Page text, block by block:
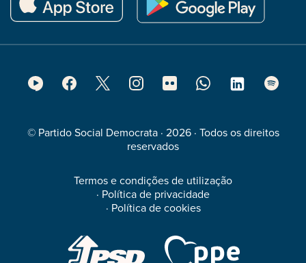
© Partido Social Democrata · 2026 · Todos os direitos
reservados
Termos e condições de utilização
· Política de privacidade
· Política de cookies
Footer
Media